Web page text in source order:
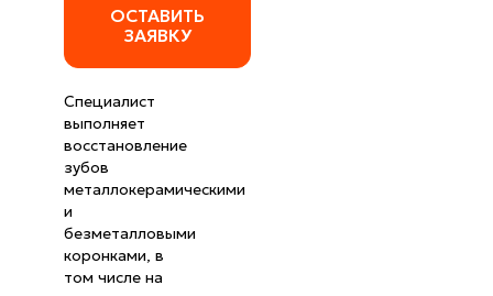
ОСТАВИТЬ
ЗАЯВКУ
Специалист
выполняет
восстановление
зубов
металлокерамическими
и
безметалловыми
коронками, в
том числе на